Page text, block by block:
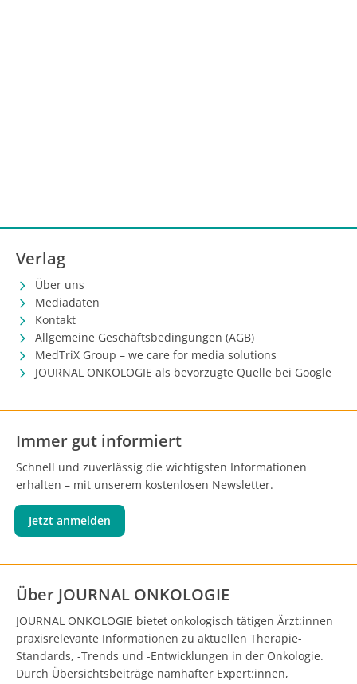
Verlag
Über uns
Mediadaten
Kontakt
Allgemeine Geschäftsbedingungen (AGB)
MedTriX Group – we care for media solutions
JOURNAL ONKOLOGIE als bevorzugte Quelle bei Google
Immer gut informiert
Schnell und zuverlässig die wichtigsten Informationen
erhalten – mit unserem kostenlosen Newsletter.
Jetzt anmelden
Über JOURNAL ONKOLOGIE
JOURNAL ONKOLOGIE bietet onkologisch tätigen Ärzt:innen
praxisrelevante Informationen zu aktuellen Therapie-
Standards, -Trends und -Entwicklungen in der Onkologie.
Durch Übersichtsbeiträge namhafter Expert:innen,